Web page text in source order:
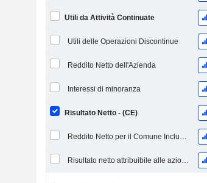
Utili da Attività Continuate
Utili delle Operazioni Discontinue
Reddito Netto dell'Azienda
Interessi di minoranza
Risultato Netto - (CE)
Reddito Netto per il Comune Inclusi Elementi Straordinari
Risultato netto attribuibile alle azioni ordinarie escl. elementi straordinari